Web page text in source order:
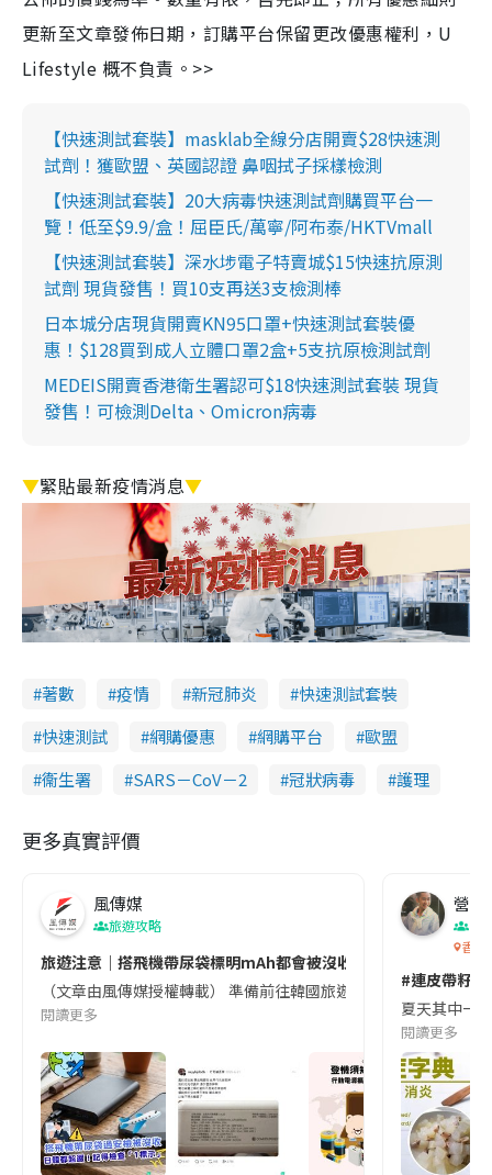
更新至文章發佈日期，訂購平台保留更改優惠權利，U
Lifestyle 概不負責。>>
【快速測試套裝】masklab全線分店開賣$28快速測
試劑！獲歐盟、英國認證 鼻咽拭子採樣檢測
【快速測試套裝】20大病毒快速測試劑購買平台一
覽！低至$9.9/盒！屈臣氏/萬寧/阿布泰/HKTVmall
【快速測試套裝】深水埗電子特賣城$15快速抗原測
試劑 現貨發售！買10支再送3支檢測棒
日本城分店現貨開賣KN95口罩+快速測試套裝優
惠！$128買到成人立體口罩2盒+5支抗原檢測試劑
MEDEIS開賣香港衛生署認可$18快速測試套裝 現貨
發售！可檢測Delta、Omicron病毒
▼緊貼最新疫情消息▼
著數 疫情 新冠肺炎
快速測試套裝
快速測試
網購優惠 網購平台
歐盟
衞生署
SARS－CoV－2 冠狀病毒 護理
更多真實評價
風傳媒
旅遊攻略
旅遊注意｜搭飛機帶尿袋標明mAh都會被沒收😱出發前切記檢查
（文章由風傳媒授權轉載） 準備前往韓國旅遊的民眾，近期要
閱讀更多
營養
香港
#連皮帶籽
夏天其中一
閱讀更多